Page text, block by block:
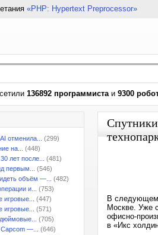
«PHP: Hypertext Preprocessor»
136892 программистаи 9300
отменила...
(299)
на...
(448)
лет после...
(481)
первым...
(546)
объём —...
(482)
и...
(753)
(447)
(571)
(705)
—...
(646)
Спутники
В следующем
Москве. Уже
офисно-
в «Икс